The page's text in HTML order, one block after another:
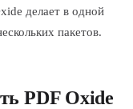
делает в одной
пакетов.
PDF Oxide